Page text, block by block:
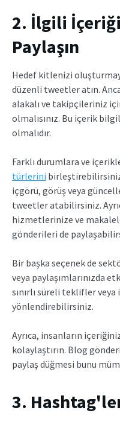
2. İlgili
Paylaşın
Hedef kitlenizi
düzenli tweetler atın.
alakalı ve takipçileriniz
olmalısınız. Bu içerik
olmalıdır.
Farklı durumlara ve
türlerini
içgörü, görüş veya
tweetler atabilirsiniz.
hizmetlerinize ve
gönderileri de
Bir başka seçenek de
veya paylaşımlarınızda
sınırlı süreli teklifler
yönlendirebilirsiniz.
Ayrıca, insanların
kolaylaştırın. Blog
paylaş düğmesi bunu
3.